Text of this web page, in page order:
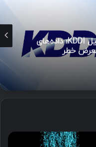
نفوذ سایبری به سیستم ایمیل KDDI؛ داده‌های
معرض خطر